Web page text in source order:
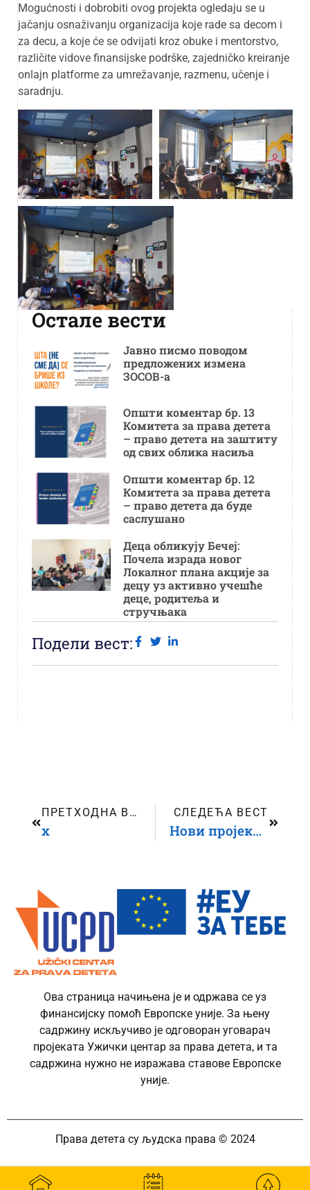
Mogućnosti i dobrobiti ovog projekta ogledaju se u
jačanju osnaživanju organizacija koje rade sa decom i
za decu, a koje će se odvijati kroz obuke i mentorstvo,
različite vidove finansijske podrške, zajedničko kreiranje
onlajn platforme za umrežavanje, razmenu, učenje i
saradnju.
Остале вести
Јавно писмо поводом
предложених измена
ЗОСОВ-а
Општи коментар бр. 13
Комитета за права детета
– право детета на заштиту
од свих облика насиља
Општи коментар бр. 12
Комитета за права детета
– право детета да буде
саслушано
Деца обликују Бечеј:
Почела израда новог
Локалног плана акције за
децу уз активно учешће
деце, родитеља и
стручњака
Подели вест:
ПРЕТХОДНА ВЕСТ
x
СЛЕДЕЋА ВЕСТ
Нови пројекат Ужичког центра за права детета – Права детета су људска права
Ова страница начињена је и одржава се уз
финансијску помоћ Европске уније. За њену
садржину искључиво је одговоран уговарач
пројеката Ужички центар за права детета, и та
садржина нужно не изражава ставове Европске
уније.
Права детета су људска права © 2024